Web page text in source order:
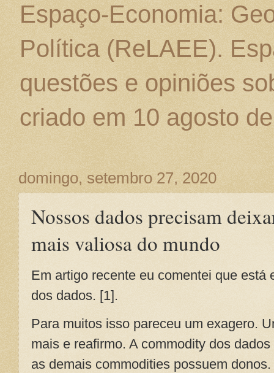
Espaço-Economia:
Política (ReLAEE).
questões e opiniões
criado em 10 agosto
domingo, setembro 27, 2020
Nossos dados precisam
mais valiosa do mundo
Em artigo recente eu comentei que está
dos dados. [1].
Para muitos isso pareceu um exagero.
mais e reafirmo. A commodity dos
as demais commodities possuem donos.